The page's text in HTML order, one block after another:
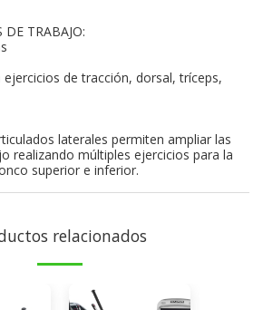
DE TRABAJO:
de tracción, dorsal, tríceps,
laterales permiten ampliar las
realizando múltiples ejercicios para la
superior e inferior.
relacionados